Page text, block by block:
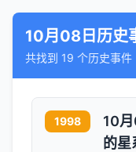
10月08日历史
共找到 19 个历史事件
1998
10
的星